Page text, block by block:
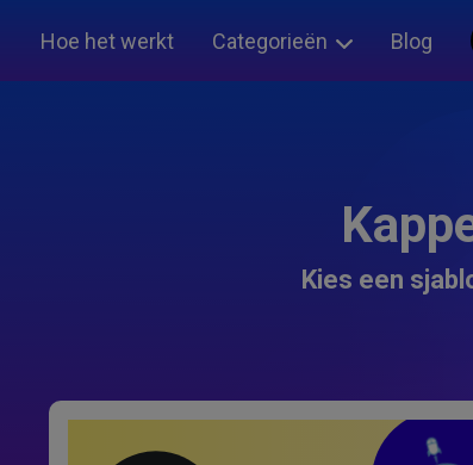
Hoe het werkt Categorieën Blog
Kies een